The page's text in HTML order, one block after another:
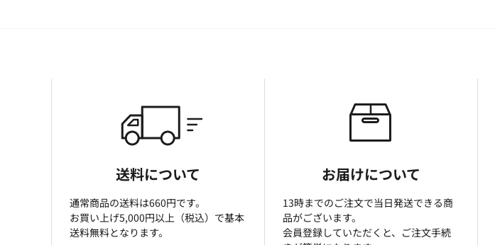
送料について
通常商品の送料は660円です。
お買い上げ5,000円以上（税込）で基本
送料無料となります。
お届けについて
13時までのご注文で当日発送できる商
品がございます。
会員登録していただくと、ご注文手続